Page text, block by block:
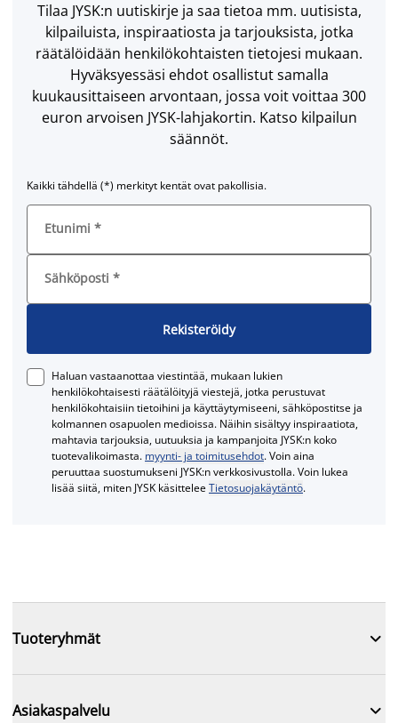
Tilaa JYSK:n uutiskirje ja saa tietoa mm. uutisista,
kilpailuista, inspiraatiosta ja tarjouksista, jotka
räätälöidään henkilökohtaisten tietojesi mukaan.
Hyväksyessäsi ehdot osallistut samalla
kuukausittaiseen arvontaan, jossa voit voittaa 300
euron arvoisen JYSK-lahjakortin. Katso kilpailun
säännöt.
Kaikki tähdellä (*) merkityt kentät ovat pakollisia.
Etunimi *
Sähköposti *
Rekisteröidy
Haluan vastaanottaa viestintää, mukaan lukien
henkilökohtaisesti räätälöityjä viestejä, jotka perustuvat
henkilökohtaisiin tietoihini ja käyttäytymiseeni, sähköpostitse ja
kolmannen osapuolen medioissa. Näihin sisältyy inspiraatiota,
mahtavia tarjouksia, uutuuksia ja kampanjoita JYSK:n koko
tuotevalikoimasta. myynti- ja toimitusehdot. Voin aina
peruuttaa suostumukseni JYSK:n verkkosivustolla. Voin lukea
lisää siitä, miten JYSK käsitteleeTietosuojakäytäntö.
Tuoteryhmät 
Asiakaspalvelu 